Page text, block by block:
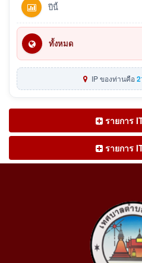
ปีนี้
ทั้งหมด
IP ของท่านคือ
รายการ
รายการ